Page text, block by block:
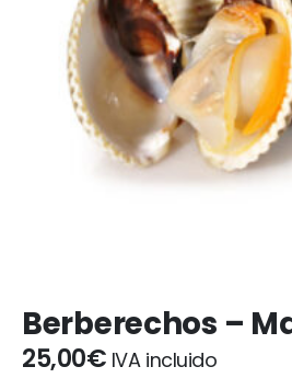
Berberechos –
25,00€ IVA incluido